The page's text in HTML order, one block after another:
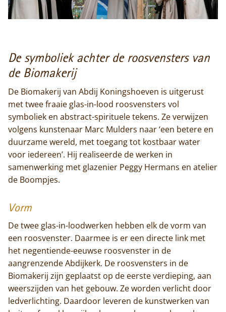
De symboliek achter de roosvensters van
de Biomakerij
De Biomakerij van Abdij Koningshoeven is uitgerust
met twee fraaie glas-in-lood roosvensters vol
symboliek en abstract-spirituele tekens. Ze verwijzen
volgens kunstenaar Marc Mulders naar ‘een betere en
duurzame wereld, met toegang tot kostbaar water
voor iedereen’. Hij realiseerde de werken in
samenwerking met glazenier Peggy Hermans en atelier
de Boompjes.
Vorm
De twee glas-in-loodwerken hebben elk de vorm van
een roosvenster. Daarmee is er een directe link met
het negentiende-eeuwse roosvenster in de
aangrenzende Abdijkerk. De roosvensters in de
Biomakerij zijn geplaatst op de eerste verdieping, aan
weerszijden van het gebouw. Ze worden verlicht door
ledverlichting. Daardoor leveren de kunstwerken van